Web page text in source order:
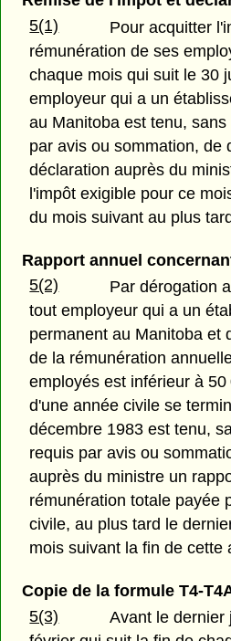
5(1)
Pour acquitter
rémunération de ses
chaque mois qui suit le 30
employeur qui a un
au Manitoba est tenu,
par avis ou sommation, de
déclaration auprès du
l'impôt exigible pour ce
du mois suivant au plus
Rapport annuel
5(2)
Par dérogation
tout employeur qui a un
permanent au Manitoba et
de la rémunération
employés est inférieur à 50
d'une année civile se
décembre 1983 est tenu,
requis par avis ou
auprès du ministre un
rémunération totale payée
civile, au plus tard le
mois suivant la fin de cette
Copie de la formule T4-
5(3)
Avant le dernier